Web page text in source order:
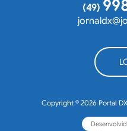
(49)
Copyright © 2026 Portal